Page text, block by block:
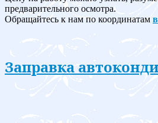
предварительного осмотра.
Обращайтесь к нам по координатам
Заправка